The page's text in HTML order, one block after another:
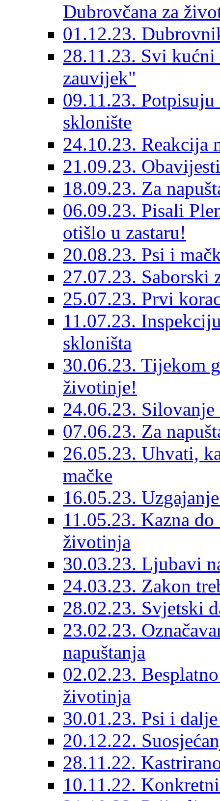
Dubrovčana za
01.12.23.
28.11.23. Svi
zauvijek"
09.11.23. Potpisuju
sklonište
24.10.23. Reakcija
21.09.23.
18.09.23. Za
06.09.23. Pisali
otišlo u zastaru!
20.08.23. Psi i
27.07.23. Saborski
25.07.23. Prvi
11.07.23.
skloništa
30.06.23. Tijekom
životinje!
24.06.23.
07.06.23. Za
26.05.23. Uhvati,
mačke
16.05.23.
11.05.23. Kazna
životinja
30.03.23. Ljubavi
24.03.23. Zakon
28.02.23. Svjetski
23.02.23.
napuštanja
02.02.23.
životinja
30.01.23. Psi i
20.12.22.
28.11.22.
10.11.22.